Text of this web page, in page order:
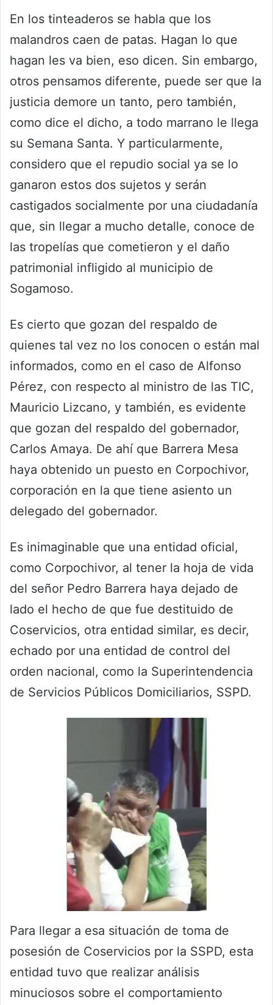
En los tinteaderos se habla que los
malandros caen de patas. Hagan lo que
hagan les va bien, eso dicen. Sin embargo,
otros pensamos diferente, puede ser que la
justicia demore un tanto, pero también,
como dice el dicho, a todo marrano le llega
su Semana Santa. Y particularmente,
considero que el repudio social ya se lo
ganaron estos dos sujetos y serán
castigados socialmente por una ciudadanía
que, sin llegar a mucho detalle, conoce de
las tropelías que cometieron y el daño
patrimonial infligido al municipio de
Sogamoso.
Es cierto que gozan del respaldo de
quienes tal vez no los conocen o están mal
informados, como en el caso de Alfonso
Pérez, con respecto al ministro de las TIC,
Mauricio Lizcano, y también, es evidente
que gozan del respaldo del gobernador,
Carlos Amaya. De ahí que Barrera Mesa
haya obtenido un puesto en Corpochivor,
corporación en la que tiene asiento un
delegado del gobernador.
Es inimaginable que una entidad oficial,
como Corpochivor, al tener la hoja de vida
del señor Pedro Barrera haya dejado de
lado el hecho de que fue destituido de
Coservicios, otra entidad similar, es decir,
echado por una entidad de control del
orden nacional, como la Superintendencia
de Servicios Públicos Domiciliarios, SSPD.
Para llegar a esa situación de toma de
posesión de Coservicios por la SSPD, esta
entidad tuvo que realizar análisis
minuciosos sobre el comportamiento